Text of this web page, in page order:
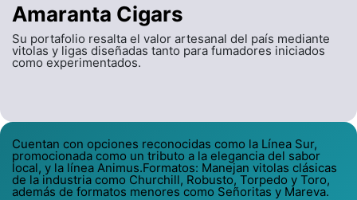
Amaranta Cigars
Su portafolio resalta el valor artesanal del país mediante
vitolas y ligas diseñadas tanto para fumadores iniciados
como experimentados.
Cuentan con opciones reconocidas como la Línea Sur,
promocionada como un tributo a la elegancia del sabor
local, y la línea Animus.Formatos: Manejan vitolas clásicas
de la industria como Churchill, Robusto, Torpedo y Toro,
además de formatos menores como Señoritas y Mareva.